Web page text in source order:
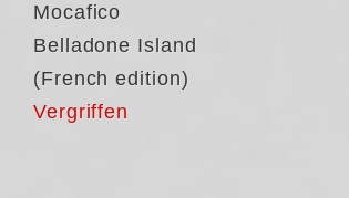
Mocafico
Belladone Island
(French edition)
Vergriffen